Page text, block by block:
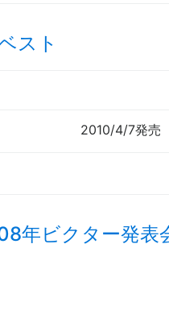
スト
2010/4/7発売
年ビクター発